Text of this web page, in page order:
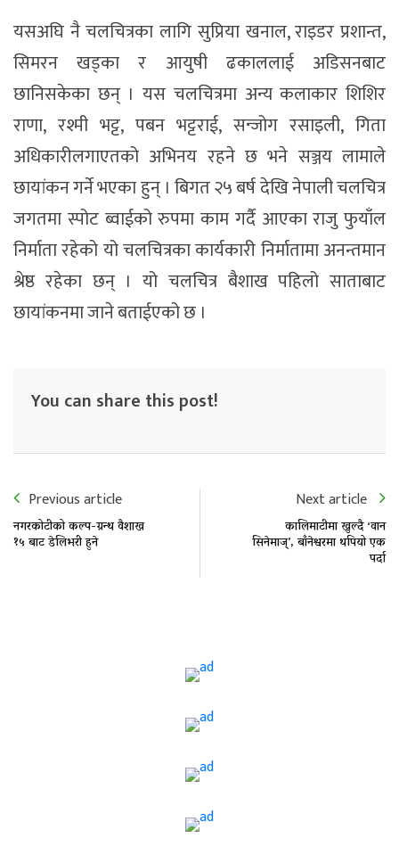
यसअघि नै चलचित्रका लागि सुप्रिया खनाल, राइडर प्रशान्त,
सिमरन खड्का र आयुषी ढकाललाई अडिसनबाट
छानिसकेका छन् । यस चलचित्रमा अन्य कलाकार शिशिर
राणा, रश्मी भट्ट, पबन भट्टराई, सन्जोग रसाइली, गिता
अधिकारीलगाएतको अभिनय रहने छ भने सञ्जय लामाले
छायांकन गर्ने भएका हुन् । बिगत २५ बर्ष देखि नेपाली चलचित्र
जगतमा स्पोट ब्वाईको रुपमा काम गर्दै आएका राजु फुयाँल
निर्माता रहेको यो चलचित्रका कार्यकारी निर्मातामा अनन्तमान
श्रेष्ठ रहेका छन् । यो चलचित्र बैशाख पहिलो साताबाट
छायांकनमा जाने बताईएको छ ।
You can share this post!
Previous article
नगरकोटीको कल्प-ग्रन्थ वैशाख
१५ बाट डेलिभरी हुने
Next article
कालिमाटीमा खुल्दै ‘वान
सिनेमाज्’, बाँनेश्वरमा थपियो एक
पर्दा